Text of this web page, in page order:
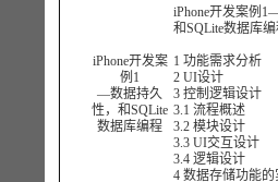
iPhone开发案
例1
—数据持久
性，和SQLite
数据库编程
iPhone开发案例
和SQLite数据库
1 功能需求分析
2 UI设计
3 控制逻辑设计
3.1 流程概述
3.2 模块设计
3.3 UI交互设计
3.4 逻辑设计
4 数据存储功能的